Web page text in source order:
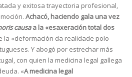
y exitosa trayectoria profesional,
Achacó, haciendo gala una vez
causaa la «esaxeración total dos
la «deformación da realidade polo
Y abogó por estrechar más
con quien la medicina legal gallega
«A medicina legal